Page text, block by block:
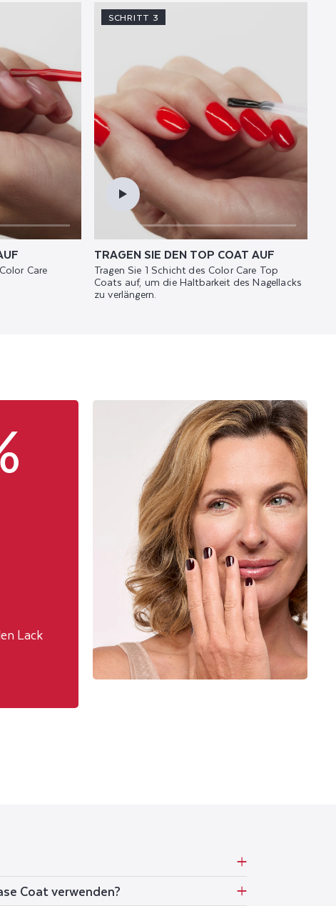
Care
SCHRITT 3
TRAGEN SIE DEN TOP COAT AUF
Tragen Sie 1 Schicht des Color Care Top
Coats auf, um die Haltbarkeit des Nagellacks
zu verlängern.
Lack
Coat verwenden?